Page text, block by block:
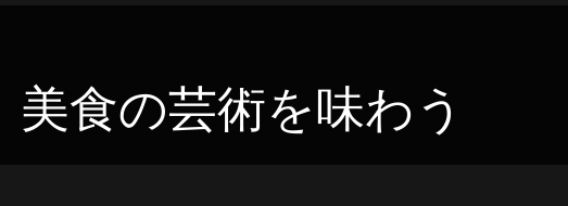
美食の芸術を味わう